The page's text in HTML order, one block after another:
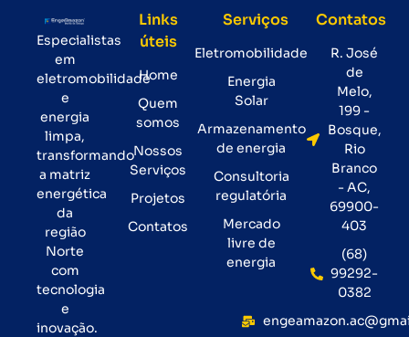
Especialistas
em
eletromobilidade
e
energia
limpa,
transformando
a matriz
energética
da
região
Norte
com
tecnologia
e
inovação.
Links
úteis
Home
Quem
somos
Nossos
Serviços
Projetos
Contatos
Serviços
Eletromobilidade
Energia
Solar
Armazenamento
de energia
Consultoria
regulatória
Mercado
livre de
energia
Contatos
R. José
de
Melo,
199 -
Bosque,
Rio
Branco
- AC,
69900-
403
(68)
99292-
0382